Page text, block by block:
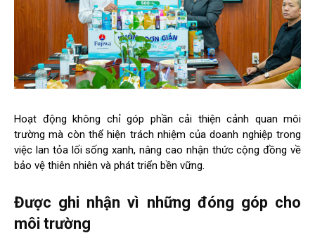
Hoạt động không chỉ góp phần cải thiện cảnh quan môi
trường mà còn thể hiện trách nhiệm của doanh nghiệp trong
việc lan tỏa lối sống xanh, nâng cao nhận thức cộng đồng về
bảo vệ thiên nhiên và phát triển bền vững.
Được ghi nhận vì những đóng góp cho
môi trường